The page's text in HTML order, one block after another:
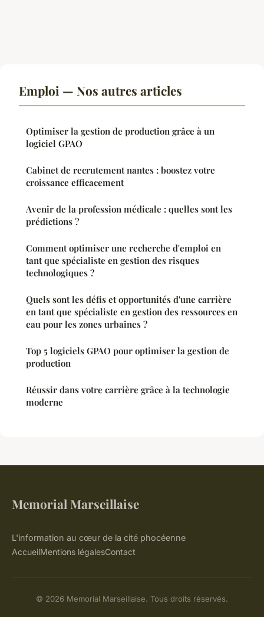
Emploi — Nos autres articles
Optimiser la gestion de production grâce à un
logiciel GPAO
Cabinet de recrutement nantes : boostez votre
croissance efficacement
Avenir de la profession médicale : quelles sont les
prédictions ?
Comment optimiser une recherche d'emploi en
tant que spécialiste en gestion des risques
technologiques ?
Quels sont les défis et opportunités d'une carrière
en tant que spécialiste en gestion des ressources en
eau pour les zones urbaines ?
Top 5 logiciels GPAO pour optimiser la gestion de
production
Réussir dans votre carrière grâce à la technologie
moderne
Memorial Marseillaise
L'information au cœur de la cité phocéenne
AccueilMentions légalesContact
© 2026 Memorial Marseillaise. Tous droits réservés.